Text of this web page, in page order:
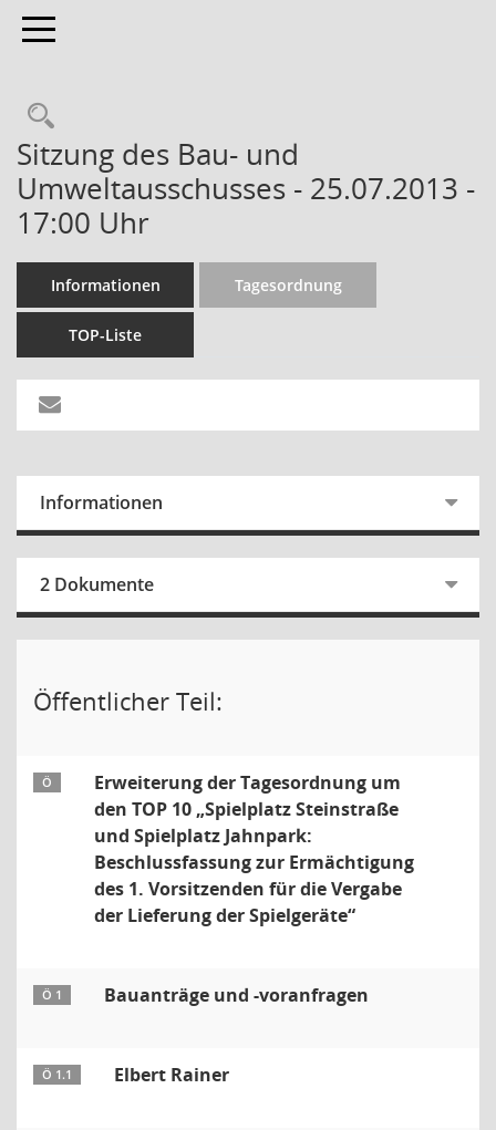
Toggle navigation
Sitzung des Bau- und
Umweltausschusses - 25.07.2013 -
17:00 Uhr
Informationen Tagesordnung
TOP-Liste
Informationen
2 Dokumente
Öffentlicher Teil:
Ö
Erweiterung der Tagesordnung um
den TOP 10 „Spielplatz Steinstraße
und Spielplatz Jahnpark:
Beschlussfassung zur Ermächtigung
des 1. Vorsitzenden für die Vergabe
der Lieferung der Spielgeräte“
Ö 1 Bauanträge und -voranfragen
Ö 1.1 Elbert Rainer